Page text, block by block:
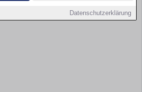
Datenschutzerklärung